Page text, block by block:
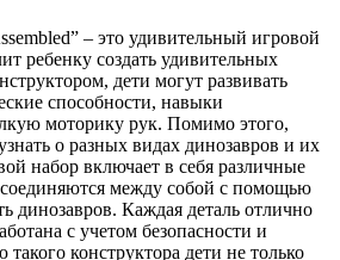
– это удивительный игровой
ребенку создать удивительных
дети могут развивать
способности, навыки
моторику рук. Помимо этого,
о разных видах динозавров и их
набор включает в себя различные
соединяются между собой с помощью
динозавров. Каждая деталь отлично
с учетом безопасности и
конструктора дети не только